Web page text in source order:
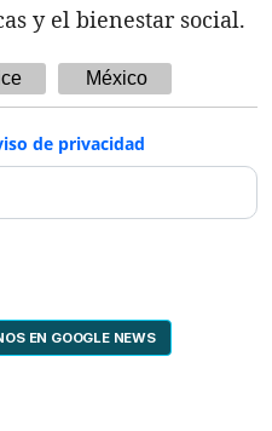
y el bienestar social.
México
de privacidad
EN GOOGLE NEWS